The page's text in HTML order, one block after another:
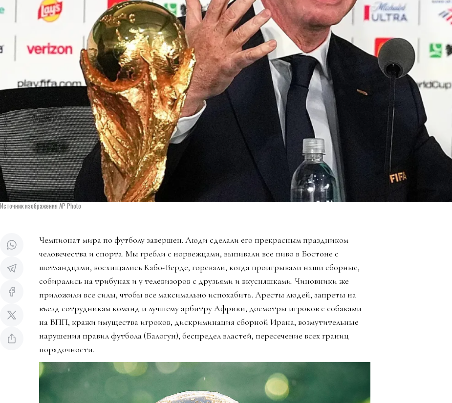
Источник изображения AP Photo
Чемпионат мира по футболу завершен. Люди сделали его прекрасным праздником
человечества и спорта. Мы гребли с норвежцами, выпивали все пиво в Бостоне с
шотландцами, восхищались Кабо-Верде, горевали, когда проигрывали наши сборные,
собирались на трибунах и у телевизоров с друзьями и вкусняшками. Чиновники же
приложили все силы, чтобы все максимально испохабить. Аресты людей, запреты на
въезд сотрудникам команд и лучшему арбитру Африки, досмотры игроков с собаками
на ВПП, кражи имущества игроков, дискриминация сборной Ирана, возмутительные
нарушения правил футбола (Балогун), беспредел властей, пересечение всех границ
порядочности.